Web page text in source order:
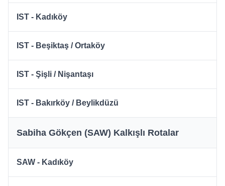
IST - Kadıköy
IST - Beşiktaş / Ortaköy
IST - Şişli / Nişantaşı
IST - Bakırköy / Beylikdüzü
Sabiha Gökçen (SAW) Kalkışlı Rotalar
SAW - Kadıköy